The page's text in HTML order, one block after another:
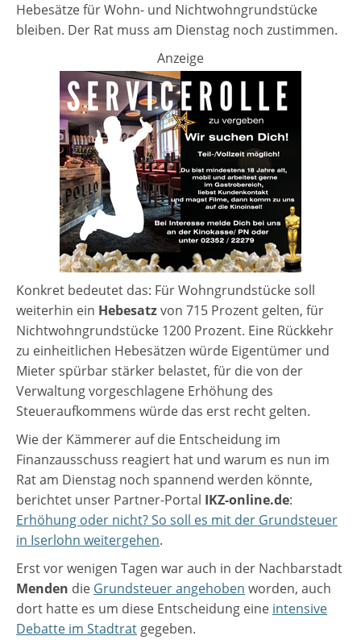
Hebesätze für Wohn- und Nichtwohngrundstücke
bleiben. Der Rat muss am Dienstag noch zustimmen.
Anzeige
Konkret bedeutet das: Für Wohngrundstücke soll
weiterhin ein Hebesatzvon 715 Prozent gelten, für
Nichtwohngrundstücke 1200 Prozent. Eine Rückkehr
zu einheitlichen Hebesätzen würde Eigentümer und
Mieter spürbar stärker belastet, für die von der
Verwaltung vorgeschlagene Erhöhung des
Steueraufkommens würde das erst recht gelten.
Wie der Kämmerer auf die Entscheidung im
Finanzausschuss reagiert hat und warum es nun im
Rat am Dienstag noch spannend werden könnte,
berichtet unser Partner-Portal IKZ-online.de:
Erhöhung oder nicht? So soll es mit der Grundsteuer
in Iserlohn weitergehen.
Erst vor wenigen Tagen war auch in der Nachbarstadt
Menden die Grundsteuer angehoben worden, auch
dort hatte es um diese Entscheidung eine intensive
Debatte im Stadtrat gegeben.